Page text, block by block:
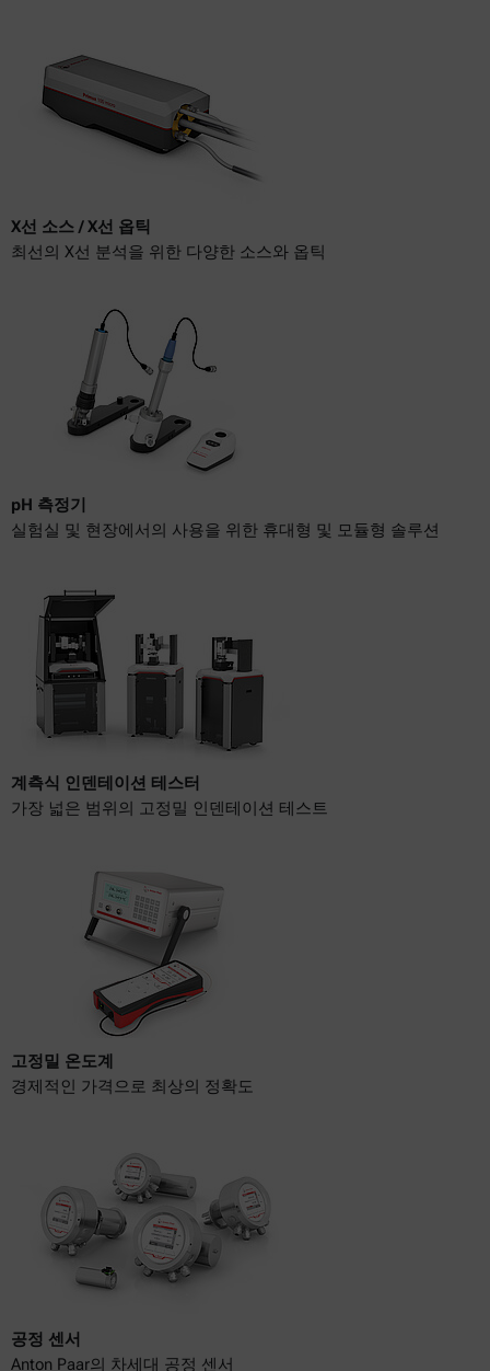
X선 소스 / X선 옵틱
최선의 X선 분석을 위한 다양한 소스와 옵틱
pH 측정기
실험실 및 현장에서의 사용을 위한 휴대형 및 모듈형 솔루션
계측식 인덴테이션 테스터
가장 넓은 범위의 고정밀 인덴테이션 테스트
고정밀 온도계
경제적인 가격으로 최상의 정확도
공정 센서
Anton Paar의 차세대 공정 센서